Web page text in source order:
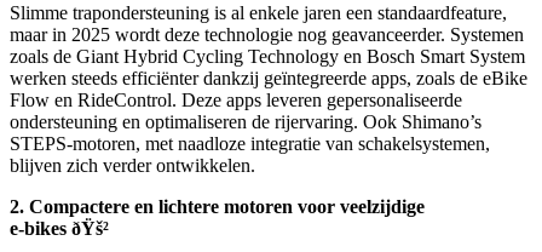
Slimme trapondersteuning is al enkele jaren een standaardfeature,
maar in 2025 wordt deze technologie nog geavanceerder. Systemen
zoals de Giant Hybrid Cycling Technology en Bosch Smart System
werken steeds efficiënter dankzij geïntegreerde apps, zoals de eBike
Flow en RideControl. Deze apps leveren gepersonaliseerde
ondersteuning en optimaliseren de rijervaring. Ook Shimano’s
STEPS-motoren, met naadloze integratie van schakelsystemen,
blijven zich verder ontwikkelen.
2. Compactere en lichtere motoren voor veelzijdige
e-bikes ðŸš²